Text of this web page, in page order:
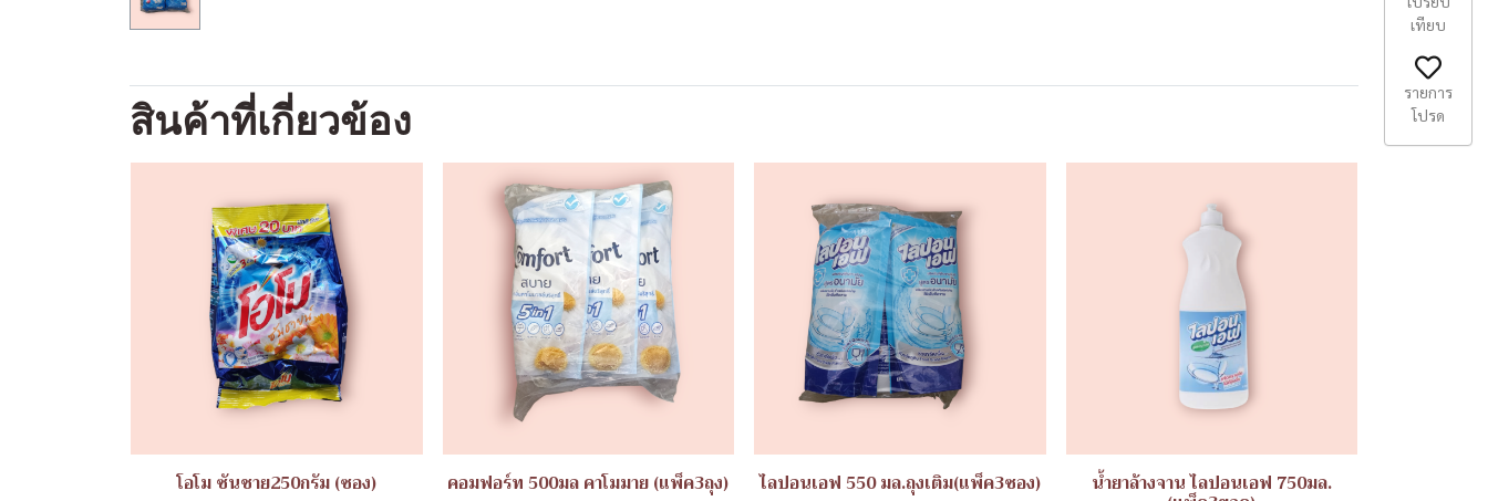
สินค้าที่เกี่ยวข้อง
โอโม ซันชาย250กรัม (ซอง) คอมฟอร์ท 500มล คาโมมาย (แพ็ค3ถุง) ไลปอนเอฟ 550 มล.ถุงเติม(แพ็ค3ซอง) น้ำยาล้างจาน ไลปอนเอฟ 750มล.
เทียบ
รายการ
โปรด